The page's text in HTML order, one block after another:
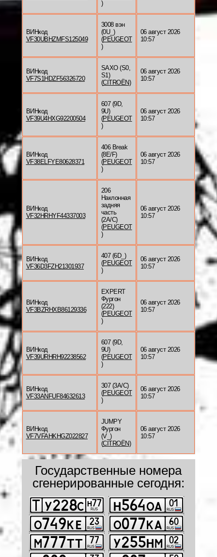
)
ВИНкод
VF30UBHZMFS125049
3008 вэн
(0U_)
(PEUGEOT
)
06 август 2026
10:57
ВИНкод
VF7S1HDZF56326720
SAXO (S0,
S1)
(CITROËN)
06 август 2026
10:57
ВИНкод
VF39U4HXG92200504
607 (9D,
9U)
(PEUGEOT
)
06 август 2026
10:57
ВИНкод
VF38ELFYE80628371
406 Break
(8E/F)
(PEUGEOT
)
06 август 2026
10:57
ВИНкод
VF32HRHYF44337003
206
Наклонная
задняя
часть
(2A/C)
(PEUGEOT
)
06 август 2026
10:57
ВИНкод
VF36D3FZH21301937
407 (6D_)
(PEUGEOT
)
06 август 2026
10:57
ВИНкод
VF3BZRHXB86129336
EXPERT
Фургон
(222)
(PEUGEOT
)
06 август 2026
10:57
ВИНкод
VF39URHRH92238562
607 (9D,
9U)
(PEUGEOT
)
06 август 2026
10:57
ВИНкод
VF33ANFUF84632613
307 (3A/C)
(PEUGEOT
)
06 август 2026
10:57
ВИНкод
VF7VFAHKHGZ022827
JUMPY
Фургон
(V_)
(CITROËN)
06 август 2026
10:57
Государственные номера
сгенерированные сегодня: